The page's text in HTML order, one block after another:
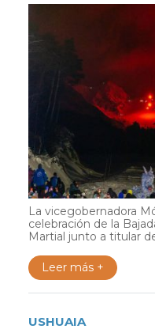
La vicegobernadora
celebración de la
Martial junto a titular
Leer más +
USHUAIA